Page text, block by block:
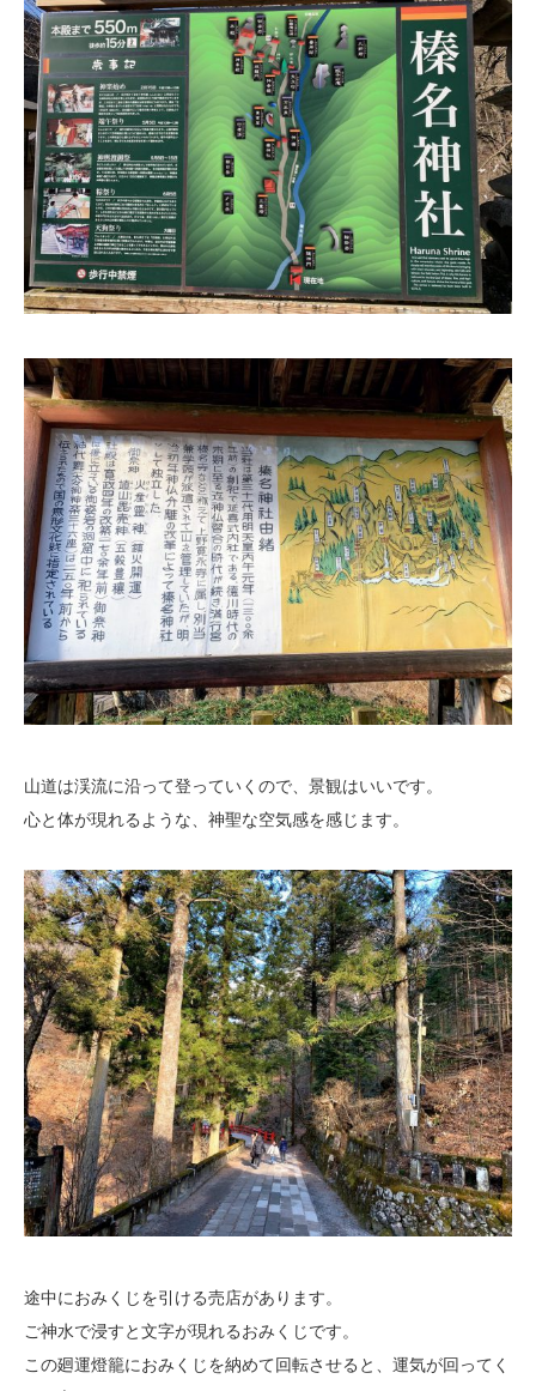
山道は渓流に沿って登っていくので、景観はいいです。
心と体が現れるような、神聖な空気感を感じます。
途中におみくじを引ける売店があります。
ご神水で浸すと文字が現れるおみくじです。
この廻運燈籠におみくじを納めて回転させると、運気が回ってく